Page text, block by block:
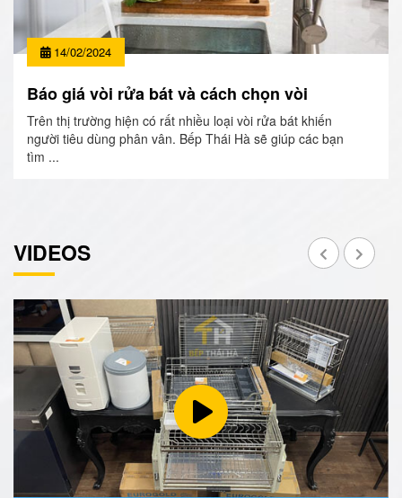
14/02/2024
Báo giá vòi rửa bát và cách chọn vòi
Trên thị trường hiện có rất nhiều loại vòi rửa bát khiến
người tiêu dùng phân vân. Bếp Thái Hà sẽ giúp các bạn
tìm ...
VIDEOS